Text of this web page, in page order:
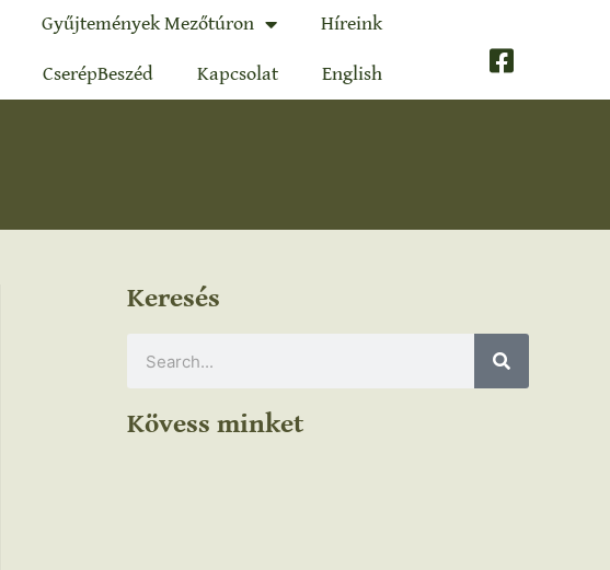
Gyűjtemények Mezőtúron Híreink
CserépBeszéd Kapcsolat English
Keresés
Kövess minket